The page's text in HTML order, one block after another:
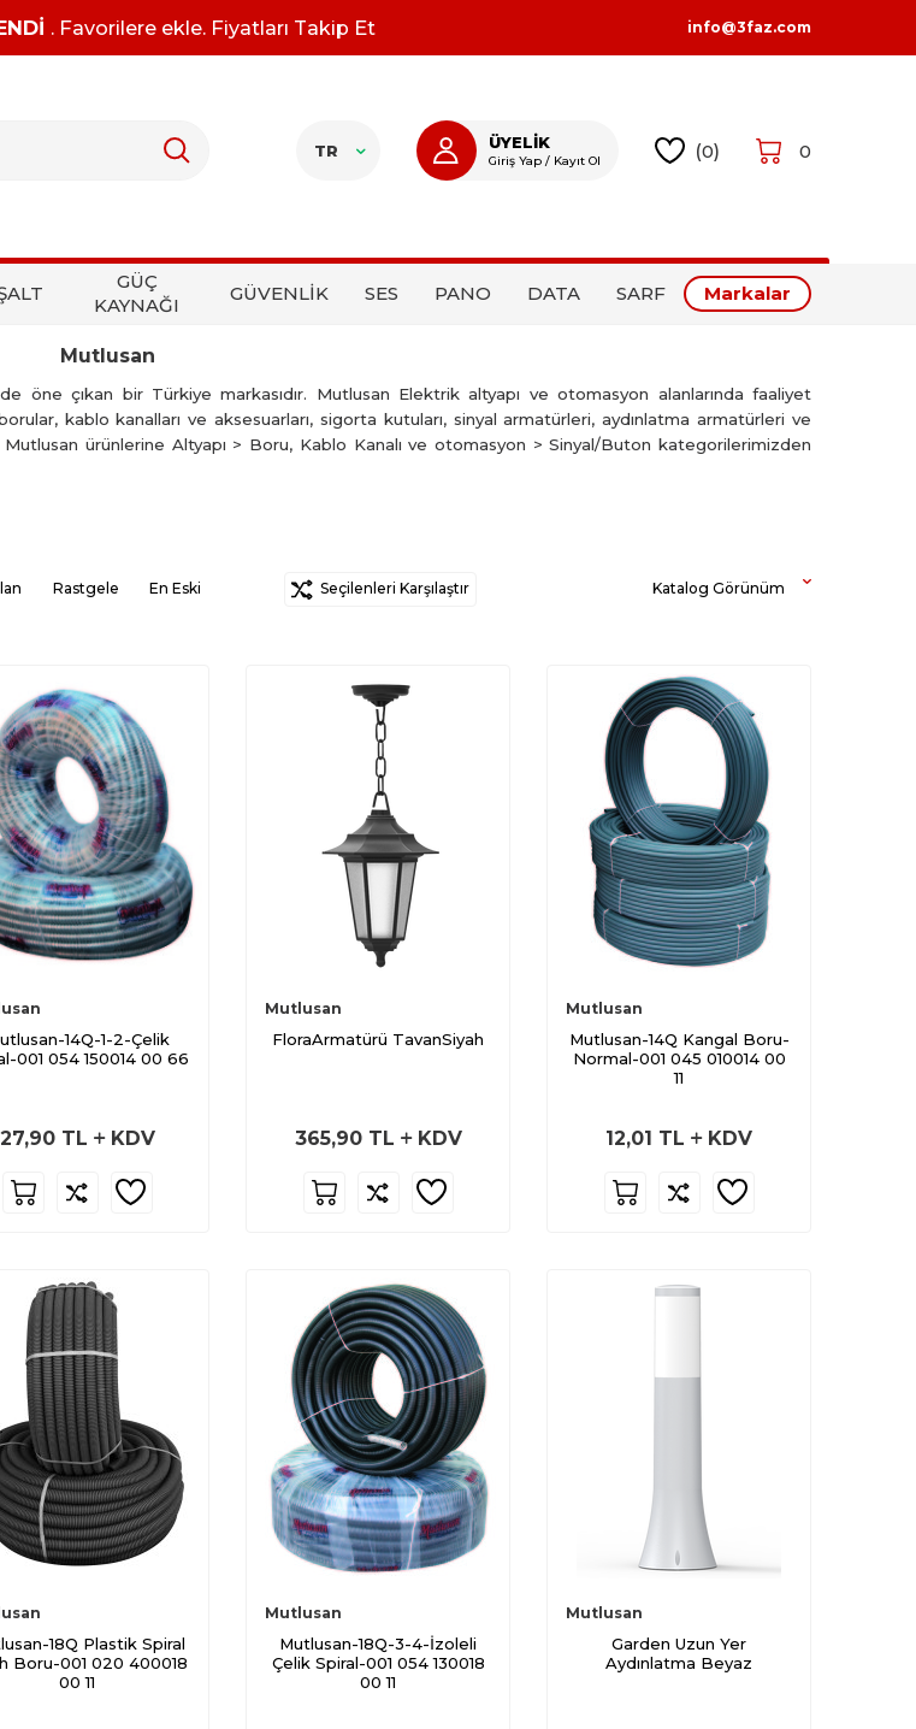
. Favorilere ekle. Fiyatları Takip Et info@3faz.com
TR ÜYELİK
Giriş Yap / Kayıt Ol (0) 0
GÜÇ
KAYNAĞI
GÜVENLİK SES PANO DATA SARF Markalar
Mutlusan
öne çıkan bir Türkiye markasıdır. Mutlusan Elektrik altyapı ve otomasyon alanlarında faaliyet
kablo kanalları ve aksesuarları, sigorta kutuları, sinyal armatürleri, aydınlatma armatürleri ve
ürünlerine Altyapı > Boru, Kablo Kanalı ve otomasyon > Sinyal/Buton kategorilerimizden
Rastgele En Eski Seçilenleri Karşılaştır Katalog Görünüm
14Q-1-2-Çelik
001 054 150014 00 66
27,90TL KDV
Mutlusan
FloraArmatürü TavanSiyah
365,90TL KDV
Mutlusan
Mutlusan-14Q Kangal Boru-
Normal-001 045 010014 00
11
12,01 TL KDV
18Q Plastik Spiral
Boru-001 020 400018
00 11
Mutlusan
Mutlusan-18Q-3-4-İzoleli
Çelik Spiral-001 054 130018
00 11
Mutlusan
Garden Uzun Yer
Aydınlatma Beyaz